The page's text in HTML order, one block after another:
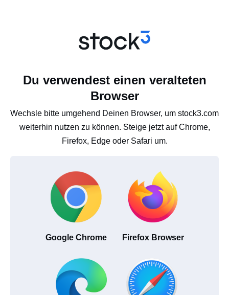
Du verwendest einen veralteten
Browser
Wechsle bitte umgehend Deinen Browser, um stock3.com
weiterhin nutzen zu können. Steige jetzt auf Chrome,
Firefox, Edge oder Safari um.
Google Chrome Firefox Browser